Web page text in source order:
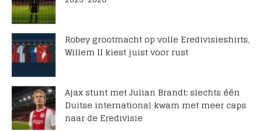
Robey grootmacht op volle Eredivisieshirts,
Willem II kiest juist voor rust
Ajax stunt met Julian Brandt: slechts één
Duitse international kwam met meer caps
naar de Eredivisie